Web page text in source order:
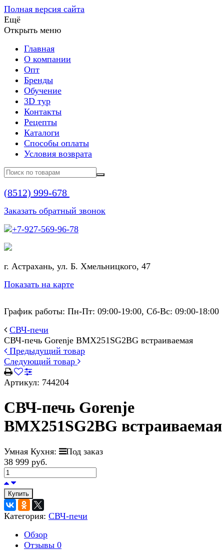
Полная версия сайта
Ещё
Открыть меню
Главная
О компании
Опт
Бренды
Обучение
3D тур
Контакты
Рецепты
Каталоги
Способы оплаты
Условия возврата
(8512) 999-678
Заказать обратный звонок
+7-927-569-96-78
г. Астрахань, ул. Б. Хмельницкого, 47
Показать на карте
График работы: Пн-Пт: 09:00-19:00, Сб-Вс: 09:00-18:00
СВЧ-печи
СВЧ-печь Gorenje BMX251SG2BG встраиваемая
Предыдущий товар
Следующий товар
Артикул: 744204
СВЧ-печь Gorenje
BMX251SG2BG встраиваемая
Умная Кухня:
Под заказ
38 999 руб.
Купить
Категория: СВЧ-печи
Обзор
Отзывы 0